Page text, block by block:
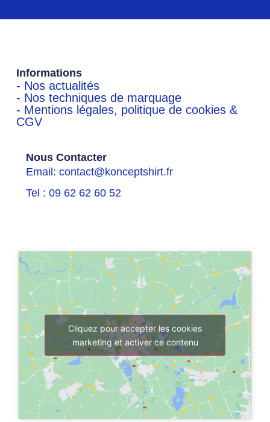
Informations
- Nos actualités
- Nos techniques de marquage
- Mentions légales, politique de cookies &
CGV
Nous Contacter
Email: contact@konceptshirt.fr
Tel : 09 62 62 60 52
Cliquez pour accepter les cookies
marketing et activer ce contenu